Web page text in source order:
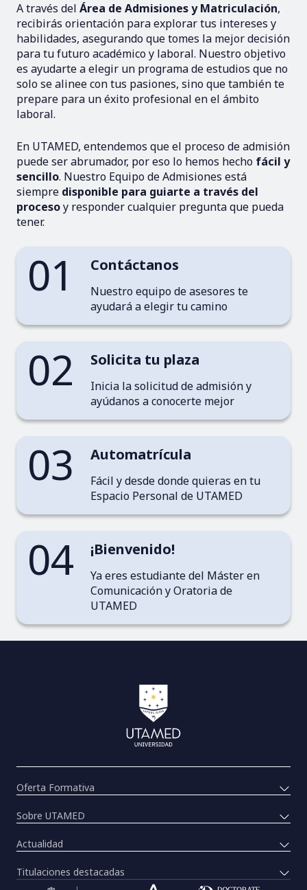
A través del Área de Admisiones y Matriculación,
recibirás orientación para explorar tus intereses y
habilidades, asegurando que tomes la mejor decisión
para tu futuro académico y laboral. Nuestro objetivo
es ayudarte a elegir un programa de estudios que no
solo se alinee con tus pasiones, sino que también te
prepare para un éxito profesional en el ámbito
laboral.
En UTAMED, entendemos que el proceso de admisión
puede ser abrumador, por eso lo hemos hecho fácil y
sencillo. Nuestro Equipo de Admisiones está
siempre disponible para guiarte a través del
procesoy responder cualquier pregunta que pueda
tener.
01 Contáctanos
Nuestro equipo de asesores te
ayudará a elegir tu camino
02 Solicita tu plaza
Inicia la solicitud de admisión y
ayúdanos a conocerte mejor
03 Automatrícula
Fácil y desde donde quieras en tu
Espacio Personal de UTAMED
04 ¡Bienvenido!
Ya eres estudiante del Máster en
Comunicación y Oratoria de
UTAMED
Oferta Formativa
Sobre UTAMED
Actualidad
Titulaciones destacadas